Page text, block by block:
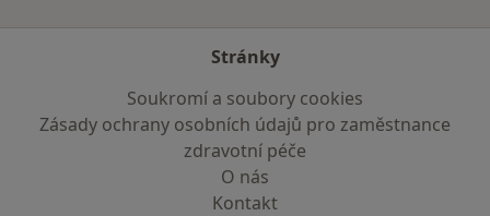
Stránky
Soukromí a soubory cookies
Zásady ochrany osobních údajů pro zaměstnance
zdravotní péče
O nás
Kontakt